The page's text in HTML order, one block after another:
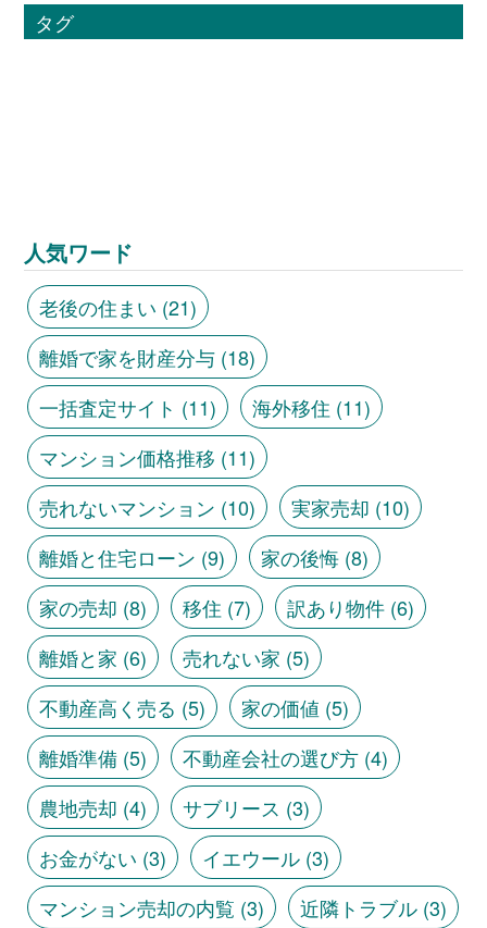
タグ
人気ワード
老後の住まい (21)
離婚で家を財産分与(18)
一括査定サイト (11) 海外移住 (11)
マンション価格推移 (11)
売れないマンション (10) 実家売却 (10)
離婚と住宅ローン (9) 家の後悔(8)
家の売却 (8) 移住 (7) 訳あり物件(6)
離婚と家 (6) 売れない家 (5)
不動産高く売る (5) 家の価値 (5)
離婚準備(5) 不動産会社の選び方(4)
農地売却 (4) サブリース (3)
お金がない (3) イエウール(3)
マンション売却の内覧 (3) 近隣トラブル(3)